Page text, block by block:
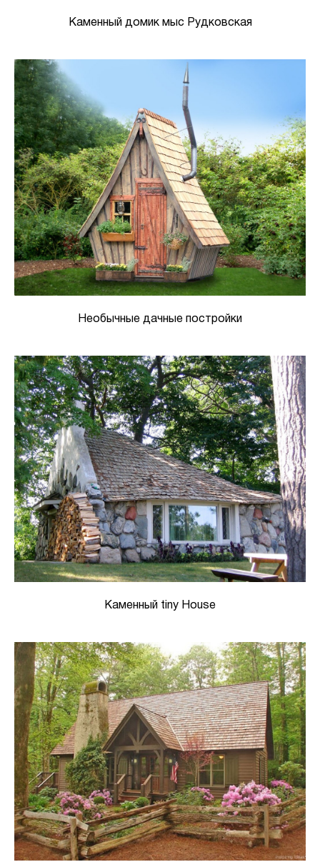
Каменный домик мыс Рудковская
Необычные дачные постройки
Каменный tiny House